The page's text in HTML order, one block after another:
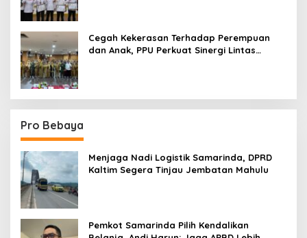
Cegah Kekerasan Terhadap Perempuan
dan Anak, PPU Perkuat Sinergi Lintas
Pro Bebaya
Menjaga Nadi Logistik Samarinda, DPRD
Kaltim Segera Tinjau Jembatan Mahulu
Pemkot Samarinda Pilih Kendalikan